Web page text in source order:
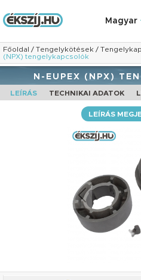
Magyar
Főoldal / Tengelykötések /
(NPX) tengelykapcsolók
N-EUPEX (NPX)
LEÍRÁS TECHNIKAI ADATOK
LEÍRÁS